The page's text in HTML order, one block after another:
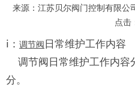
来源：江苏贝尔阀门控制有限公
点击
ⅰ： 调节阀 日常维护工作内容
调节阀日常维护工作内容
分。